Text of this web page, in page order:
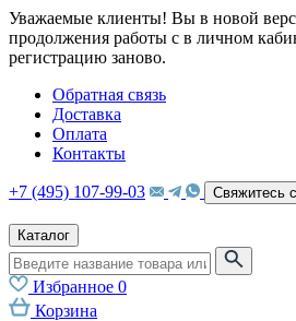
Уважаемые клиенты! Вы в новой
продолжения работы с в личном
регистрацию заново.
Обратная связь
Доставка
Оплата
Контакты
+7 (495) 107-99-03 Свяжитесь
Каталог
Избранное 0
Корзина